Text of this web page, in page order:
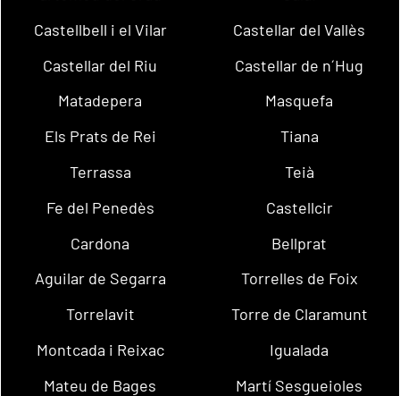
Castellbell i el Vilar
Castellar del Vallès
Castellar del Riu
Castellar de n´Hug
Matadepera
Masquefa
Els Prats de Rei
Tiana
Terrassa
Teià
Fe del Penedès
Castellcir
Cardona
Bellprat
Aguilar de Segarra
Torrelles de Foix
Torrelavit
Torre de Claramunt
Montcada i Reixac
Igualada
Mateu de Bages
Martí Sesgueioles